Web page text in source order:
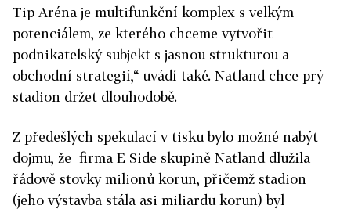
Tip Aréna je multifunkční komplex s velkým
potenciálem, ze kterého chceme vytvořit
podnikatelský subjekt s jasnou strukturou a
obchodní strategií,“ uvádí také. Natland chce prý
stadion držet dlouhodobě.
Z předešlých spekulací v tisku bylo možné nabýt
dojmu, že firma E Side skupině Natland dlužila
řádově stovky milionů korun, přičemž stadion
(jeho výstavba stála asi miliardu korun) byl